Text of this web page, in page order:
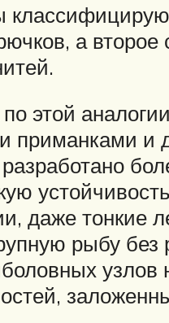
а
этой
приманками
даже тонкие
рыбу без